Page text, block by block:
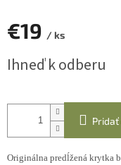
€19 / ks
cena:
Ihneď k odberu
Pridať
Originálna predĺžená krytka